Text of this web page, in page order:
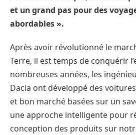
et un grand pas pour des
abordables ».
Après avoir révolutionné le
Terre, il est temps de conquérir
nombreuses années, les
Dacia ont développé des
et bon marché basées sur un
une approche intelligente pour
conception des produits sur